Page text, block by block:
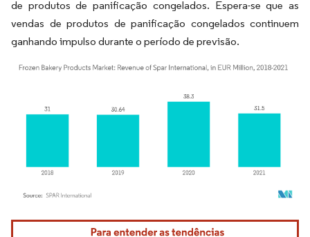
de produtos de panificação congelados. Espera-se que as
vendas de produtos de panificação congelados continuem
ganhando impulso durante o período de previsão.
Imagem © Mordor Intelligence. O reuso requer atribuição conforme CC BY 4.0.